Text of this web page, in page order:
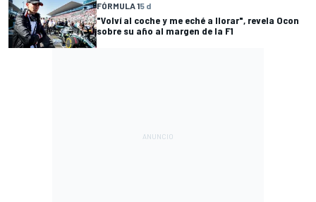
FÓRMULA 15 d
"Volví al coche y me eché a llorar", revela Ocon
sobre su año al margen de la F1